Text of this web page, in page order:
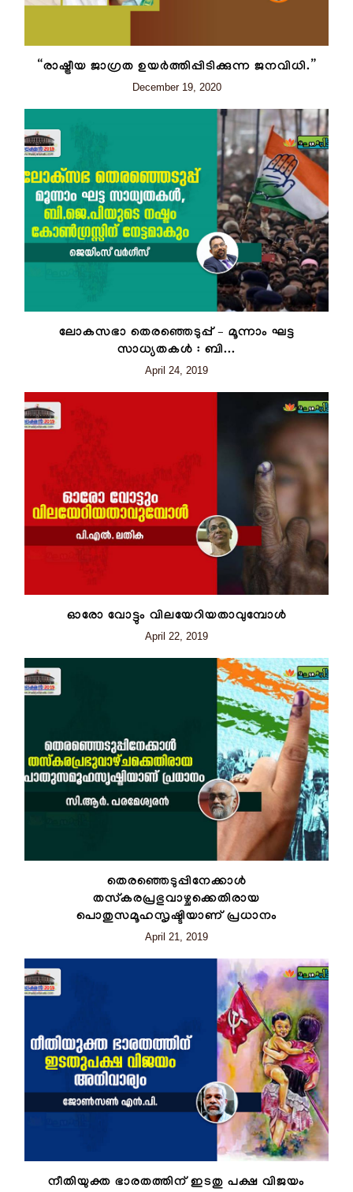
“രാഷ്ട്രീയ ജാഗ്രത ഉയർത്തിപ്പിടിക്കുന്ന ജനവിധി.”
December 19, 2020
ലോകസഭാ തെരഞ്ഞെടുപ്പ് – മൂന്നാം ഘട്ട
സാധ്യതകൾ : ബി...
April 24, 2019
ഓരോ വോട്ടും വിലയേറിയതാവുമ്പോൾ
April 22, 2019
തെരഞ്ഞെടുപ്പിനേക്കാൾ
തസ്കരപ്രഭുവാഴ്ചക്കെതിരായ
പൊതുസമൂഹസൃഷ്ടിയാണ് പ്രധാനം
April 21, 2019
നീതിയുക്ത ഭാരതത്തിന് ഇടതു പക്ഷ വിജയം